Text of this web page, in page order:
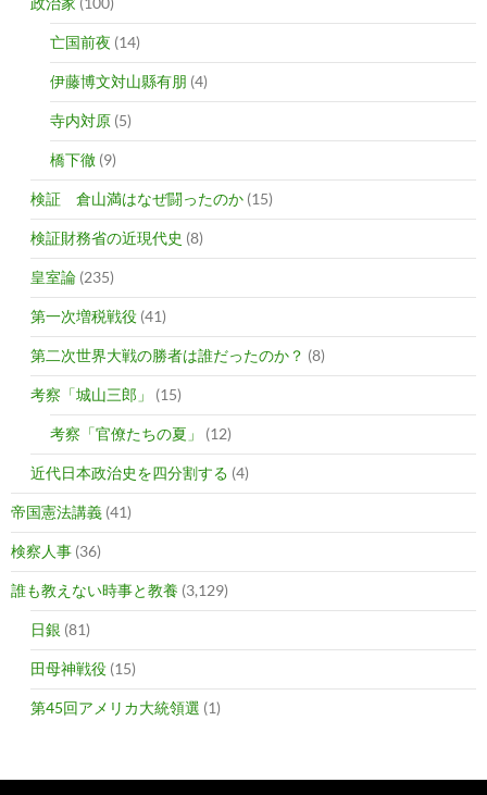
亡国前夜 (14)
伊藤博文対山縣有朋 (4)
寺内対原 (5)
橋下徹 (9)
検証 倉山満はなぜ闘ったのか (15)
検証財務省の近現代史 (8)
皇室論 (235)
第一次増税戦役 (41)
第二次世界大戦の勝者は誰だったのか？ (8)
考察「城山三郎」 (15)
考察「官僚たちの夏」 (12)
近代日本政治史を四分割する (4)
帝国憲法講義 (41)
検察人事 (36)
誰も教えない時事と教養 (3,129)
日銀 (81)
田母神戦役 (15)
第45回アメリカ大統領選 (1)